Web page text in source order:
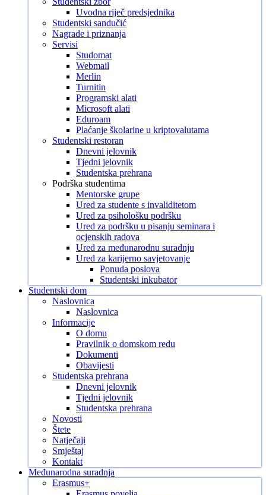
Uvodna riječ predsjednika
Studentski sandučić
Nagrade i priznanja
Servisi
Studomat
Webmail
Merlin
Turnitin
Programski alati
Microsoft alati
Eduroam
Plaćanje školarine u kriptovalutama
Studentski restoran
Dnevni jelovnik
Tjedni jelovnik
Studentska prehrana
Podrška studentima
Mentorske grupe
Ured za studente s invaliditetom
Ured za psihološku podršku
Ured za podršku u pisanju seminara i
ocjenskih radova
Ured za međunarodnu suradnju
Ured za karijerno savjetovanje
Ponuda poslova
Studentski inkubator
Studentski dom
Naslovnica
Naslovnica
Informacije
O domu
Pravilnik o domskom redu
Dokumenti
Obavijesti
Studentska prehrana
Dnevni jelovnik
Tjedni jelovnik
Studentska prehrana
Novosti
Štete
Natječaji
Smještaj
Kontakt
Međunarodna suradnja
Erasmus+